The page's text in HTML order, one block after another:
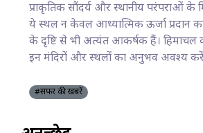
प्राकृतिक सौंदर्य और स्थानीय परंपराओं के
ये स्थल न केवल आध्यात्मिक ऊर्जा प्रदान
के दृष्टि से भी अत्यंत आकर्षक हैं। हिमाचल
इन मंदिरों और स्थलों का अनुभव अवश्य
#सफर की खबरें